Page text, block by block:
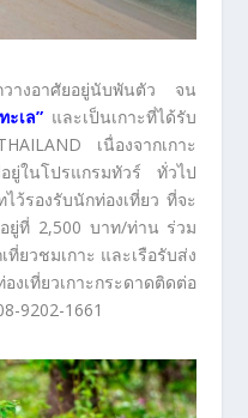
วางอาศัยอยู่นับพันตัว จน
ะเล”และเป็นเกาะที่ได้รับ
เนื่องจากเกาะ
ยู่ในโปรแกรมทัวร์ ทั่วไป
ว้รองรับนักท่องเที่ยว ที่จะ
ยู่ที่ 2,500 บาท/ท่าน ร่วม
ยวชมเกาะ และเรือรับส่ง
งเที่ยวเกาะกระดาดติดต่อ
9202-1661